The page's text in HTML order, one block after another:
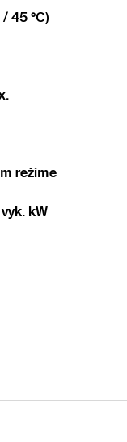
45 °C)
režime
kW